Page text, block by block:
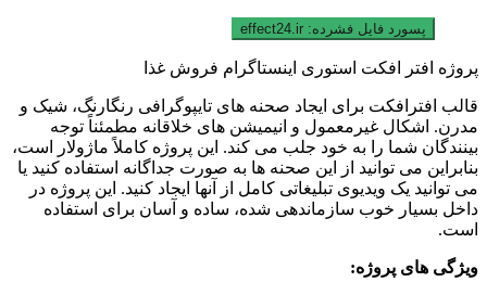
پسورد فایل فشرده: effect24.ir
پروژه افتر افکت استوری اینستاگرام فروش غذا
قالب افترافکت برای ایجاد صحنه های تایپوگرافی رنگارنگ، شیک و
مدرن. اشکال غیرمعمول و انیمیشن های خلاقانه مطمئناً توجه
بینندگان شما را به خود جلب می کند. این پروژه کاملاً ماژولار است،
بنابراین می توانید از این صحنه ها به صورت جداگانه استفاده کنید یا
می توانید یک ویدیوی تبلیغاتی کامل از آنها ایجاد کنید. این پروژه در
داخل بسیار خوب سازماندهی شده، ساده و آسان برای استفاده
است.
ویژگی های پروژه: